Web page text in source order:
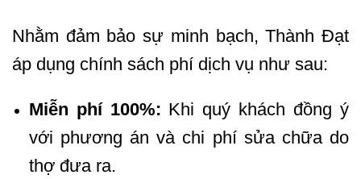
Nhằm đảm bảo sự minh bạch, Thành Đạt
áp dụng chính sách phí dịch vụ như sau:
Miễn phí 100%: Khi quý khách đồng ý
với phương án và chi phí sửa chữa do
thợ đưa ra.